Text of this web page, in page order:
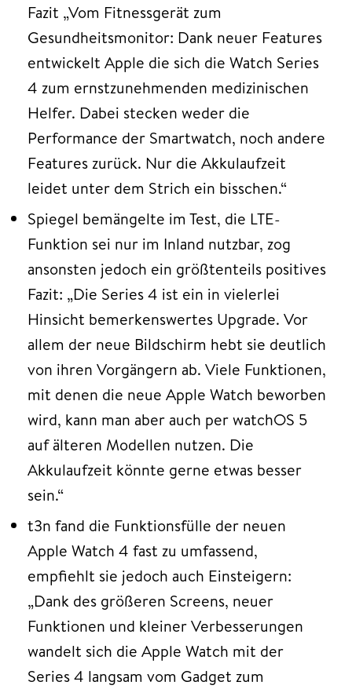
Fazit „Vom Fitnessgerät zum
Gesundheitsmonitor: Dank neuer Features
entwickelt Apple die sich die Watch Series
4 zum ernstzunehmenden medizinischen
Helfer. Dabei stecken weder die
Performance der Smartwatch, noch andere
Features zurück. Nur die Akkulaufzeit
leidet unter dem Strich ein bisschen.“
Spiegel bemängelte im Test, die LTE-
Funktion sei nur im Inland nutzbar, zog
ansonsten jedoch ein größtenteils positives
Fazit: „Die Series 4 ist ein in vielerlei
Hinsicht bemerkenswertes Upgrade. Vor
allem der neue Bildschirm hebt sie deutlich
von ihren Vorgängern ab. Viele Funktionen,
mit denen die neue Apple Watch beworben
wird, kann man aber auch per watchOS 5
auf älteren Modellen nutzen. Die
Akkulaufzeit könnte gerne etwas besser
sein.“
t3n fand die Funktionsfülle der neuen
Apple Watch 4 fast zu umfassend,
empfiehlt sie jedoch auch Einsteigern:
„Dank des größeren Screens, neuer
Funktionen und kleiner Verbesserungen
wandelt sich die Apple Watch mit der
Series 4 langsam vom Gadget zum